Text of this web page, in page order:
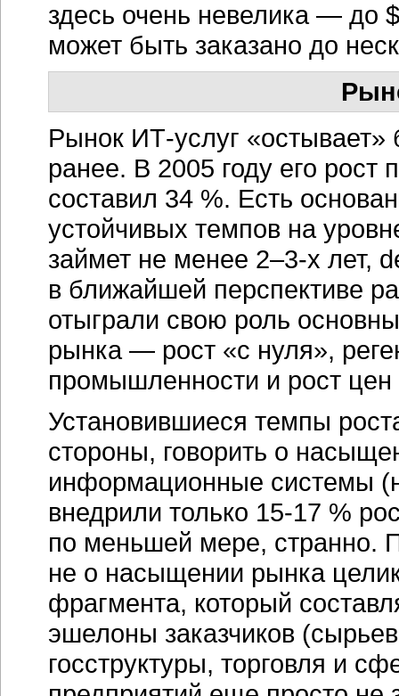
здесь очень невелика — до
может быть заказано до
Рынок ИТ-услуг «остывает»
ранее. В 2005 году его
составил 34 %. Есть
устойчивых темпов на
займет не менее 2–3-х лет,
в ближайшей перспективе
отыграли свою роль
рынка — рост «с нуля»,
промышленности и рост
Установившиеся темпы
стороны, говорить о
информационные системы
внедрили только 15-17 %
по меньшей мере, странно.
не о насыщении рынка
фрагмента, который
эшелоны заказчиков
госструктуры, торговля и